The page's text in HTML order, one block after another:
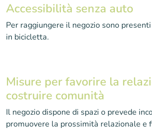
Accessibilità senza auto
Per raggiungere il negozio sono
in bicicletta.
Misure per favorire la
costruire comunità
Il negozio dispone di spazi o prevede
promuovere la prossimità relazionale e